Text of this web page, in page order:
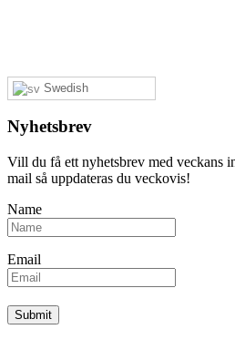
Swedish
Nyhetsbrev
Vill du få ett nyhetsbrev med veckans
mail så uppdateras du veckovis!
Name
Email